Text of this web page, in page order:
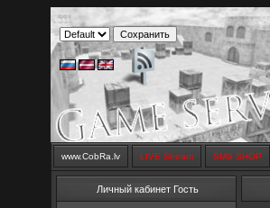
www.CobRa.lv LIVE Stream SMS SHOP
Личный кабинет Гость